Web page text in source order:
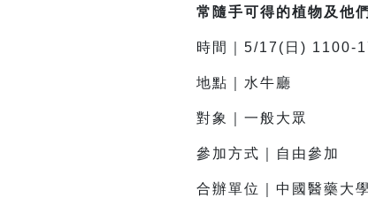
常隨手可得的植物及他
時間｜5/17(日) 1100-
地點｜水牛廳
對象｜一般大眾
參加方式｜自由參加
合辦單位｜中國醫藥大